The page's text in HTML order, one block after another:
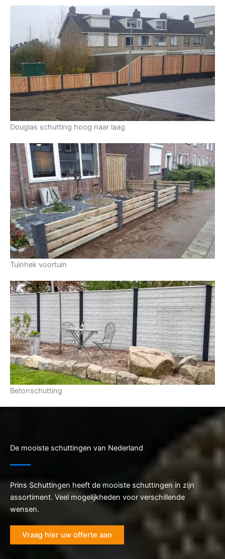
Douglas schutting hoog naar laag
Tuinhek voortuin
Betonschutting
De mooiste schuttingen van Nederland
Prins Schuttingen heeft de mooiste schuttingen in zijn
assortiment. Veel mogelijkheden voor verschillende
wensen.
Vraag hier uw offerte aan